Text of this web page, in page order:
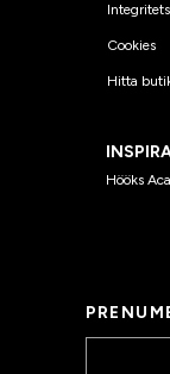
Cookies
Hitta
Hööks